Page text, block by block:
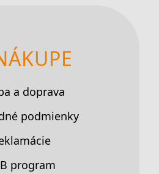
a doprava
podmienky
program